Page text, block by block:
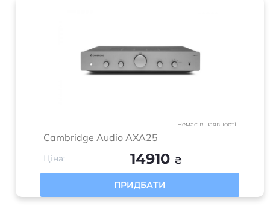
Немає в наявності
Cambridge Audio AXA25
Ціна: 14910 ₴
ПРИДБАТИ